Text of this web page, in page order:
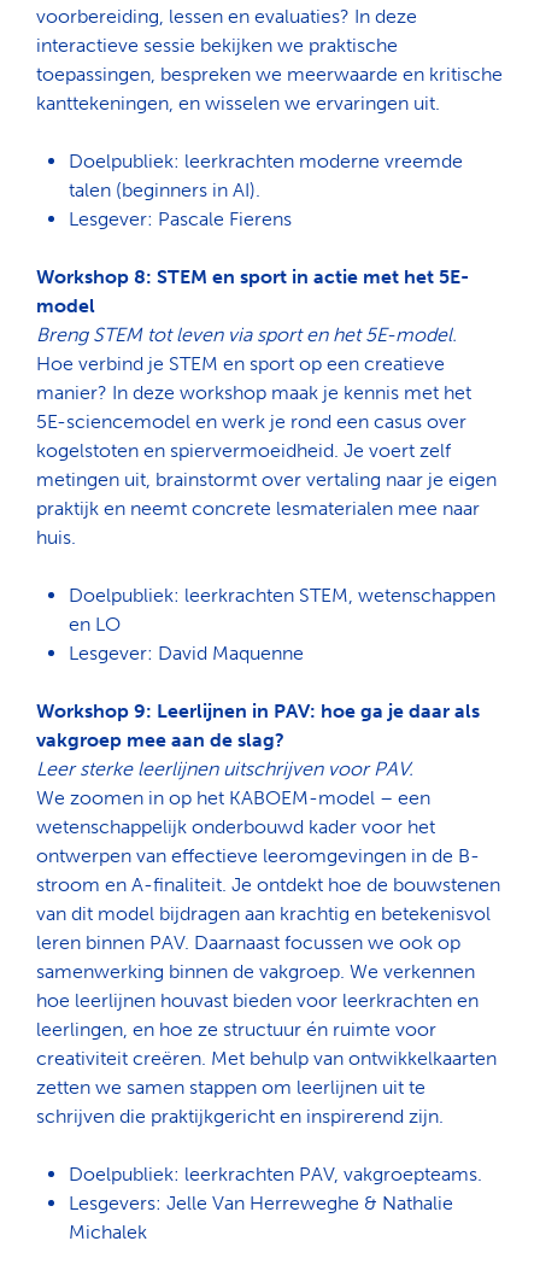
Zoeken
voorbereiding, lessen en evaluaties? In deze
interactieve sessie bekijken we praktische
toepassingen, bespreken we meerwaarde en kritische
kanttekeningen, en wisselen we ervaringen uit.
Doelpubliek: leerkrachten moderne vreemde
talen (beginners in AI).
Lesgever: Pascale Fierens
Workshop 8: STEM en sport in actie met het 5E-
model
Breng STEM tot leven via sport en het 5E-model.
Hoe verbind je STEM en sport op een creatieve
manier? In deze workshop maak je kennis met het
5E-sciencemodel en werk je rond een casus over
kogelstoten en spiervermoeidheid. Je voert zelf
metingen uit, brainstormt over vertaling naar je eigen
praktijk en neemt concrete lesmaterialen mee naar
huis.
Doelpubliek: leerkrachten STEM, wetenschappen
en LO
Lesgever: David Maquenne
Workshop 9: Leerlijnen in PAV: hoe ga je daar als
vakgroep mee aan de slag?
Leer sterke leerlijnen uitschrijven voor PAV.
We zoomen in op het KABOEM-model – een
wetenschappelijk onderbouwd kader voor het
ontwerpen van effectieve leeromgevingen in de B-
stroom en A-finaliteit. Je ontdekt hoe de bouwstenen
van dit model bijdragen aan krachtig en betekenisvol
leren binnen PAV. Daarnaast focussen we ook op
samenwerking binnen de vakgroep. We verkennen
hoe leerlijnen houvast bieden voor leerkrachten en
leerlingen, en hoe ze structuur én ruimte voor
creativiteit creëren. Met behulp van ontwikkelkaarten
zetten we samen stappen om leerlijnen uit te
schrijven die praktijkgericht en inspirerend zijn.
Doelpubliek: leerkrachten PAV, vakgroepteams.
Lesgevers: Jelle Van Herreweghe & Nathalie
Michalek